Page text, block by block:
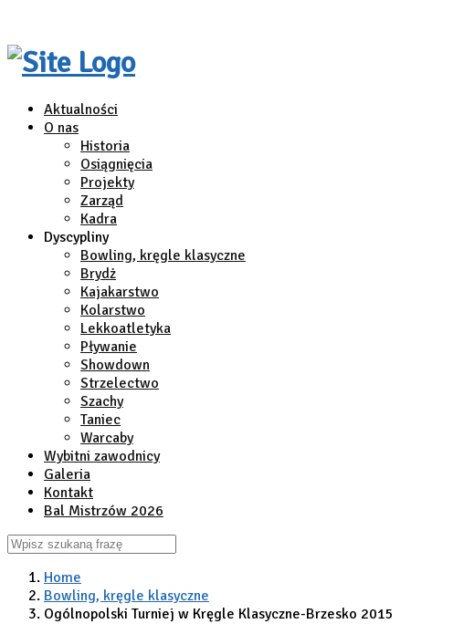
Aktualności
O nas
Historia
Osiągnięcia
Projekty
Zarząd
Kadra
Dyscypliny
Bowling, kręgle klasyczne
Brydż
Kajakarstwo
Kolarstwo
Lekkoatletyka
Pływanie
Showdown
Strzelectwo
Szachy
Taniec
Warcaby
Wybitni zawodnicy
Galeria
Kontakt
Bal Mistrzów 2026
Home
Bowling, kręgle klasyczne
Ogólnopolski Turniej w Kręgle Klasyczne-Brzesko 2015